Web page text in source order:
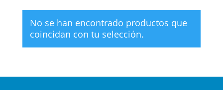
No se han encontrado productos que
coincidan con tu selección.